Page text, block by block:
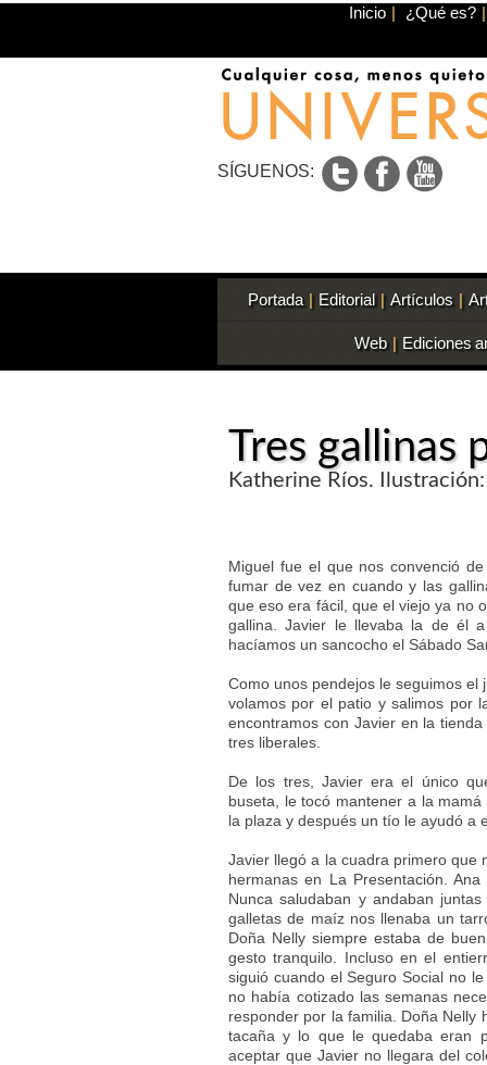
Inicio | ¿Qué es? |
SÍGUENOS:
Portada | Editorial | Artículos |
Web | Ediciones
Tres gallinas
Katherine Ríos.
Miguel fue el que nos convenció
fumar de vez en cuando y las
que eso era fácil, que el viejo ya no
gallina. Javier le llevaba la de él
hacíamos un sancocho el Sábado
Como unos pendejos le seguimos el
volamos por el patio y salimos por
encontramos con Javier en la
tres liberales.
De los tres, Javier era el único
buseta, le tocó mantener a la
la plaza y después un tío le ayudó a
Javier llegó a la cuadra primero que
hermanas en La Presentación.
Nunca saludaban y andaban
galletas de maíz nos llenaba un
Doña Nelly siempre estaba de
gesto tranquilo. Incluso en el
siguió cuando el Seguro Social no
no había cotizado las semanas
responder por la familia. Doña
tacaña y lo que le quedaba eran
aceptar que Javier no llegara del